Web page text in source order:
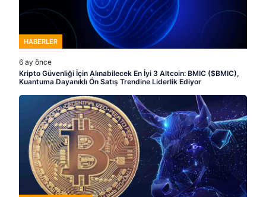
HABERLER
6 ay önce
Kripto Güvenliği İçin Alınabilecek En İyi 3 Altcoin: BMIC ($BMIC),
Kuantuma Dayanıklı Ön Satış Trendine Liderlik Ediyor